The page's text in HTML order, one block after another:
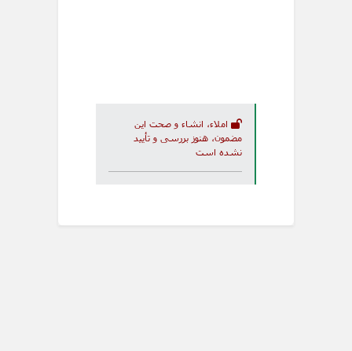
املاء، انشاء و صحت این
مضمون، هنوز بررسی و تأیید
نشده است